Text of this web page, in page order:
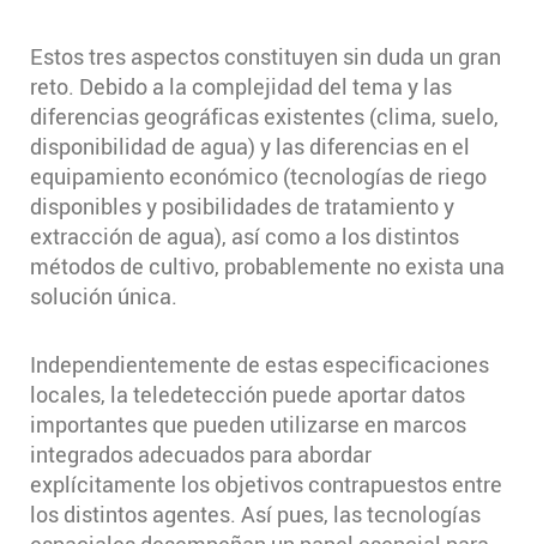
Estos tres aspectos constituyen sin duda un gran
reto. Debido a la complejidad del tema y las
diferencias geográficas existentes (clima, suelo,
disponibilidad de agua) y las diferencias en el
equipamiento económico (tecnologías de riego
disponibles y posibilidades de tratamiento y
extracción de agua), así como a los distintos
métodos de cultivo, probablemente no exista una
solución única.
Independientemente de estas especificaciones
locales, la teledetección puede aportar datos
importantes que pueden utilizarse en marcos
integrados adecuados para abordar
explícitamente los objetivos contrapuestos entre
los distintos agentes. Así pues, las tecnologías